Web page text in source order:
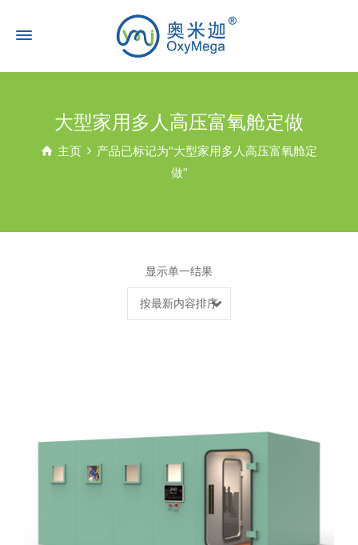
大型家用多人高压富氧舱定做
主页
产品已标记为“大型家用多人高压富氧舱定
做”
显示单一结果
按最新内容排序